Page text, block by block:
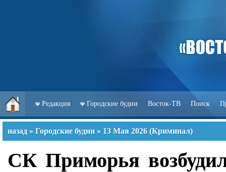
Редакция Городские будни Восток-ТВ Поиск
назад » Городские будни » 13 Мая 2026 (Криминал)
СК Приморья